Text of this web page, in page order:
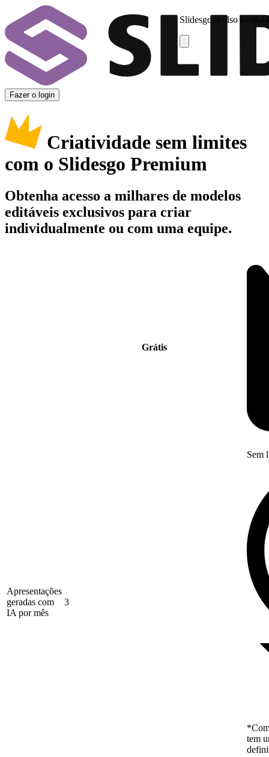
Slidesgo is also
Fazer o login
Criatividade sem limites
com o Slidesgo Premium
Obtenha acesso a milhares de modelos
editáveis exclusivos para criar
individualmente ou com uma equipe.
Grátis
Apresentações
geradas com
IA por mês
3
Sem
tem